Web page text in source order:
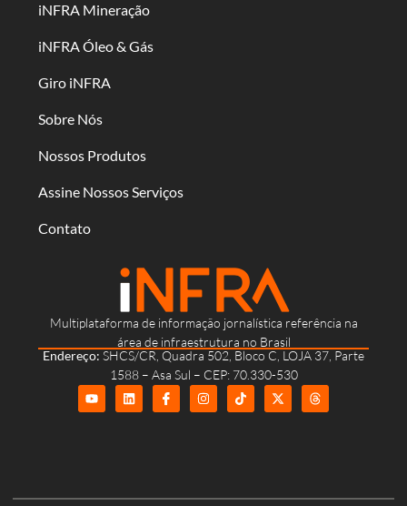
Multiplataforma de informação jornalística referência na
área de infraestrutura no Brasil
Endereço: SHCS/CR, Quadra 502, Bloco C, LOJA 37, Parte
1588 – Asa Sul – CEP: 70.330-530
iNFRA Mineração
iNFRA Óleo & Gás
Giro iNFRA
Sobre Nós
Nossos Produtos
Assine Nossos Serviços
Contato